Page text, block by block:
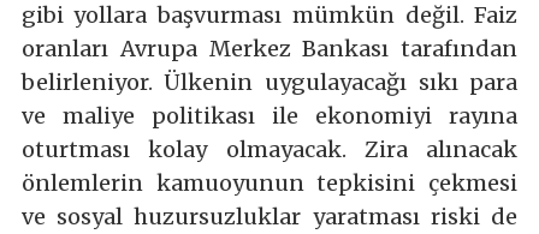
gibi yollara başvurması mümkün değil. Faiz
oranları Avrupa Merkez Bankası tarafından
belirleniyor. Ülkenin uygulayacağı sıkı para
ve maliye politikası ile ekonomiyi rayına
oturtması kolay olmayacak. Zira alınacak
önlemlerin kamuoyunun tepkisini çekmesi
ve sosyal huzursuzluklar yaratması riski de